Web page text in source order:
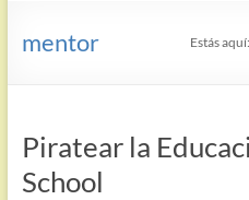
mentor Estás aquí:
Piratear la
School